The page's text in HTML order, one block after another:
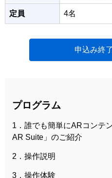
定員 4名
申込み終
プログラム
1．誰でも簡単にARコンテ
AR Suite」のご紹介
2．操作説明
3．操作体験